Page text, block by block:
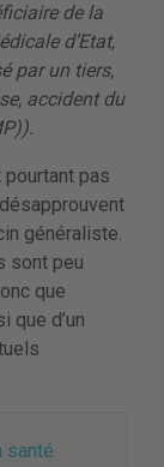
de la
d’Etat,
par un tiers,
accident du
pas
généraliste.
sont peu
que
que d’un
santé